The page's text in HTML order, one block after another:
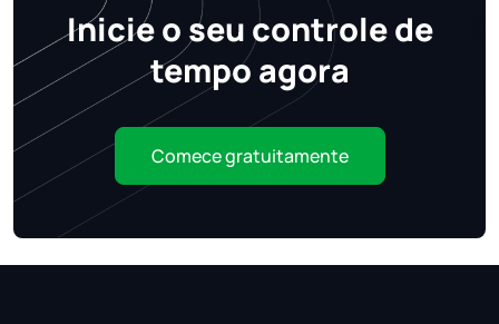
Inicie o seu controle de
tempo agora
Comece gratuitamente